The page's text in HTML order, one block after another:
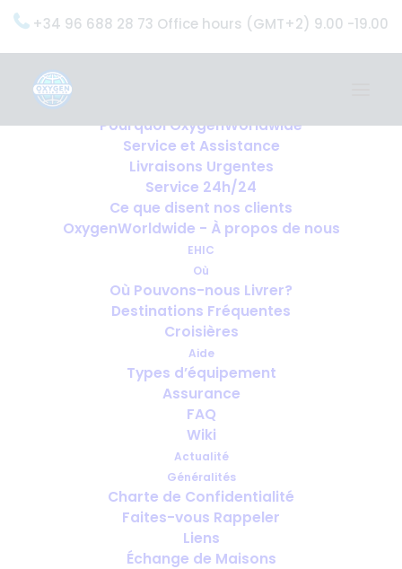
+34 96 688 28 73 Office hours (GMT+2) 9.00 -19.00
OxygenWorldwide (Ce que nous faisons)
Pourquoi OxygenWorldwide
Service et Assistance
Livraisons Urgentes
Service 24h/24
Ce que disent nos clients
OxygenWorldwide - À propos de nous
EHIC
Où
Où Pouvons-nous Livrer?
Destinations Fréquentes
Croisières
Aide
Types d’équipement
Assurance
FAQ
Wiki
Actualité
Généralités
Charte de Confidentialité
Faites-vous Rappeler
Liens
Échange de Maisons
L'oxygène médical n'a jamais
été aussi nécessaire...
MARS 12, 2024 | INFRANÇAIS